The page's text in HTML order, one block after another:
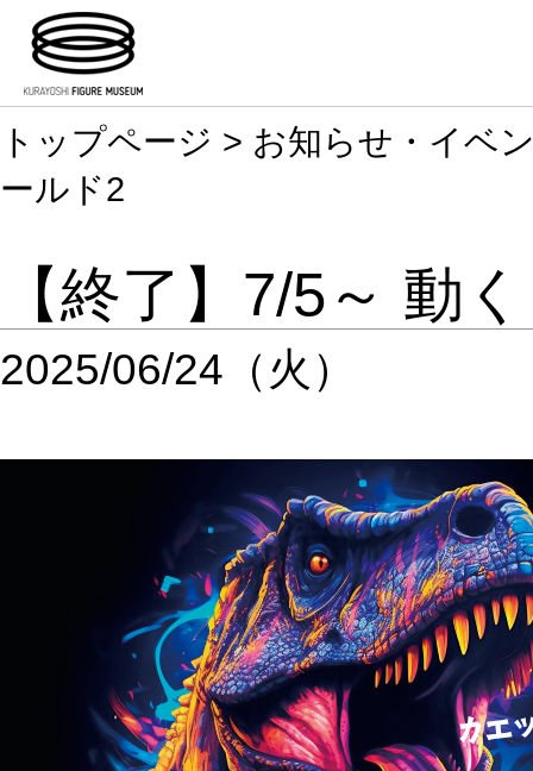
トップページ > お知らせ・イベ
ールド2
【終了】7/5～ 動
2025/06/24（火）